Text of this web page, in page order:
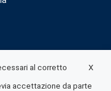
X
al corretto
accettazione da parte